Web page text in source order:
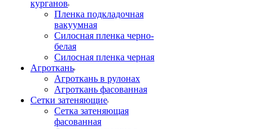
курганов
Пленка подкладочная
вакуумная
Силосная пленка черно-
белая
Силосная пленка черная
Агроткань
Агроткань в рулонах
Агроткань фасованная
Сетки затеняющие
Сетка затеняющая
фасованная